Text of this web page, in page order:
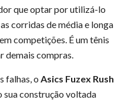
que optar por utilizá-lo
corridas de média e longa
competições. É um tênis
demais compras.
falhas, o Asics Fuzex Rush
construção voltada